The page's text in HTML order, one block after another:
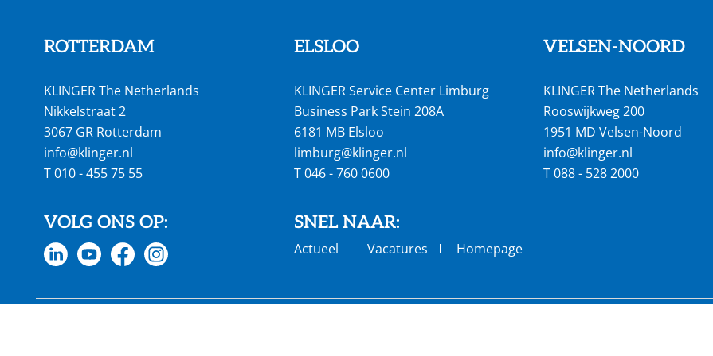
ROTTERDAM
KLINGER The Netherlands
Nikkelstraat 2
3067 GR Rotterdam
info@klinger.nl
T010 - 455 75 55
ELSLOO
KLINGER Service Center Limburg
Business Park Stein 208A
6181 MB Elsloo
limburg@klinger.nl
T046 - 760 0600
VELSEN-NOORD
KLINGER The Netherlands
Rooswijkweg 200
1951 MD Velsen-Noord
info@klinger.nl
T088 - 528 2000
VOLG ONS OP: SNEL NAAR:
Actueel Vacatures Homepage